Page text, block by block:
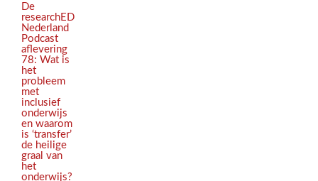
De
researchED
Nederland
Podcast
aflevering
78: Wat is
het
probleem
met
inclusief
onderwijs
en waarom
is ‘transfer’
de heilige
graal van
het
onderwijs?